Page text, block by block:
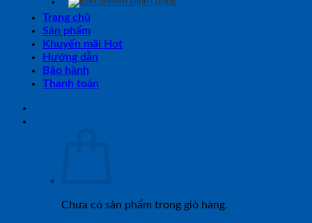
Trang chủ
Sản phẩm
Khuyến mãi Hot
Hướng dẫn
Bảo hành
Thanh toán
Chưa có sản phẩm trong giỏ hàng.